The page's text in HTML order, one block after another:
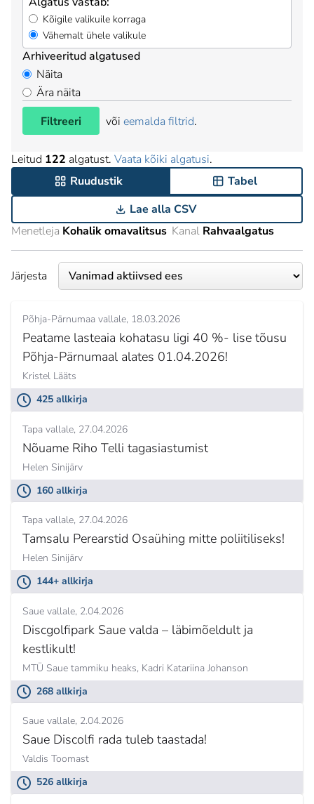
Kõigile valikuile korraga
Vähemalt ühele valikule
Arhiveeritud algatused
Näita
Ära näita
Filtreeri
või eemalda filtrid.
Leitud 122 algatust. Vaata kõiki algatusi.
Ruudustik
Tabel
Lae alla CSV
Menetleja Kohalik omavalitsus Kanal Rahvaalgatus
Järjesta
Põhja-Pärnumaa vallale 18.03.2026
Peatame lasteaia kohatasu ligi 40 %- lise tõusu
Põhja-Pärnumaal alates 01.04.2026!
Kristel Lääts
425 allkirja
Tapa vallale 27.04.2026
Nõuame Riho Telli tagasiastumist
Helen Sinijärv
160 allkirja
Tapa vallale 27.04.2026
Tamsalu Perearstid Osaühing mitte poliitiliseks!
Helen Sinijärv
144+ allkirja
Saue vallale 2.04.2026
Discgolfipark Saue valda – läbimõeldult ja
kestlikult!
MTÜ Saue tammiku heaks, Kadri Katariina Johanson
268 allkirja
Saue vallale 2.04.2026
Saue Discolfi rada tuleb taastada!
Valdis Toomast
526 allkirja